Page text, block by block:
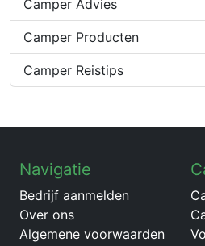
Camper Advies
Camper Producten
Camper Reistips
Navigatie
Bedrijf aanmelden
Over ons
Algemene voorwaarden